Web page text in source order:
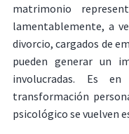
matrimonio
lamentablemente, a
divorcio, cargados de
pueden generar un
involucradas. Es
transformación
psicológico se vuelven